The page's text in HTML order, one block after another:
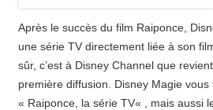
Après le succès du film Raiponce,
une série TV directement liée à son
sûr, c’est à Disney Channel que
première diffusion. Disney Magie vous
« Raiponce, la série TV« , mais aussi